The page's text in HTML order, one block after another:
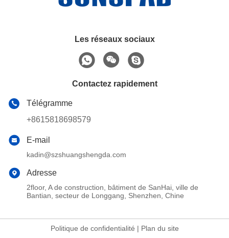
Les réseaux sociaux
Contactez rapidement
Télégramme
+8615818698579
E-mail
kadin@szshuangshengda.com
Adresse
2floor, A de construction, bâtiment de SanHai, ville de
Bantian, secteur de Longgang, Shenzhen, Chine
Politique de confidentialité | Plan du site